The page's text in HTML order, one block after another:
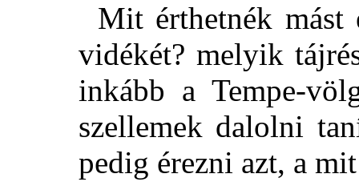
Mit érthetnék
vidékét? melyik
inkább a Tempe-
szellemek dalolni
pedig érezni azt, a